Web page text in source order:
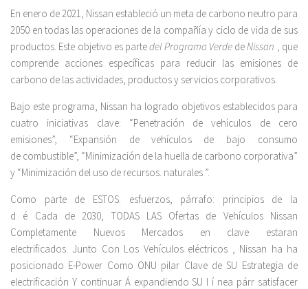
En enero de 2021, Nissan estableció un meta de carbono neutro para
2050 en todas las operaciones de la compañía y ciclo de vida de sus
productos. Este objetivo es partedel Programa VerdedeNissan , que
comprende acciones específicas para reducir las emisiones de
carbono de las actividades, productos y servicios corporativos.
Bajo este programa, Nissan ha logrado objetivos establecidos para
cuatro iniciativas clave: “Penetración de vehículos de cero
emisiones”, “Expansión de vehículos de bajo consumo
de combustible”, “Minimización de la huella de carbono corporativa”
y “Minimización del uso de recursos. naturales ”.
Como parte de ESTOS: esfuerzos, párrafo: principios de la
d é Cada de 2030, TODAS LAS Ofertas de Vehículos Nissan
Completamente Nuevos Mercados en clave estaran
electrificados. Junto Con Los Vehículos eléctricos , Nissan ha ha
posicionado E-Power Como ONU pilar Clave de SU Estrategia de
electrificación Y continuar Á expandiendo SU l í nea párr satisfacer